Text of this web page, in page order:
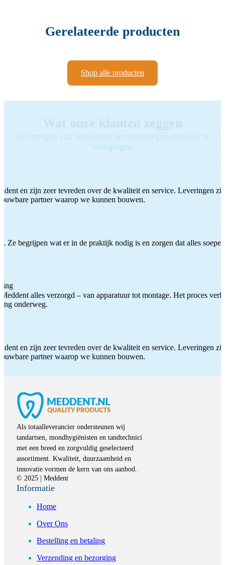
Gerelateerde producten
Shop alle producten
Ervaringen van tandartsen en mondhygiënisten die u
voorgingen
en zijn zeer tevreden over de kwaliteit en service. Leveringen
partner waarop we kunnen bouwen.
Ze begrijpen wat er in de praktijk nodig is en zorgen dat alles
alles verzorgd – van apparatuur tot montage. Het proces
onderweg.
en zijn zeer tevreden over de kwaliteit en service. Leveringen
partner waarop we kunnen bouwen.
Als totaalleverancier ondersteunen wij
tandartsen, mondhygiënisten en tandtechnici
met een breed en zorgvuldig geselecteerd
assortiment. Kwaliteit, duurzaamheid en
innovatie vormen de kern van ons aanbod.
© 2025 | Meddent
Informatie
Home
Over Ons
Bestelling en betaling
Verzending en bezorging